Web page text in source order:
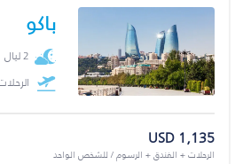
باكو
2 ليال
USD 1,135
الرحلات + الفندق + الرسوم / للشخص الواحد